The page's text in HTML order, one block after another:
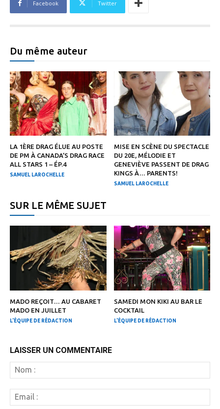
Facebook Twitter
Du même auteur
LA 1ÈRE DRAG ÉLUE AU POSTE
DE PM À CANADA’S DRAG RACE
ALL STARS 1 – ÉP.4
SAMUEL LAROCHELLE
MISE EN SCÈNE DU SPECTACLE
DU 20E, MÉLODIE ET
GENEVIÈVE PASSENT DE DRAG
KINGS À… PARENTS!
SAMUEL LAROCHELLE
SUR LE MÊME SUJET
MADO REÇOIT… AU CABARET
MADO EN JUILLET
L'ÉQUIPE DE RÉDACTION
SAMEDI MON KIKI AU BAR LE
COCKTAIL
L'ÉQUIPE DE RÉDACTION
LAISSER UN COMMENTAIRE
:
: